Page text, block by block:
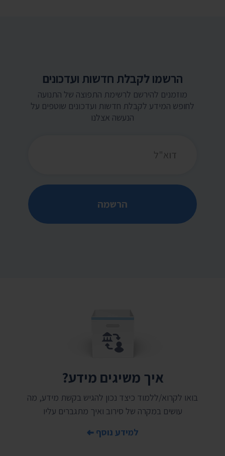
הרשמו לקבלת חדשות ועדכונים
מוזמנים להירשם לרשימת התפוצה של התנועה
לחופש המידע לקבלת חדשות ועדכונים שוטפים על
הנעשה אצלנו
הרשמה
איך משיגים מידע?
בואו לקרוא/ללמוד כיצד נכון להגיש בקשת מידע, מה
עושים במקרה של סירוב ואיך מתגברים עליו
למידע נוסף